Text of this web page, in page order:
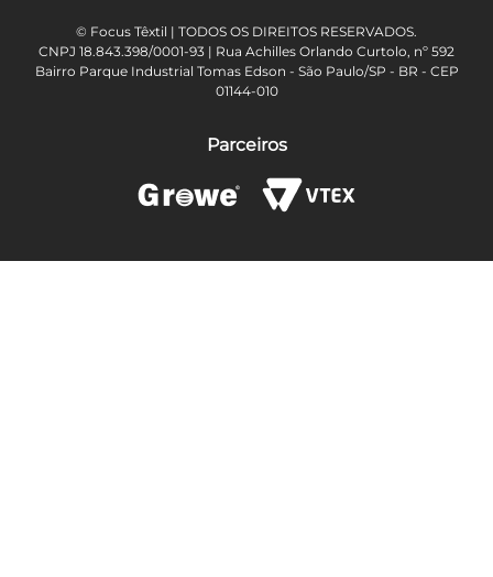
© Focus Têxtil | TODOS OS DIREITOS RESERVADOS.
CNPJ 18.843.398/0001-93 | Rua Achilles Orlando Curtolo, nº 592
Bairro Parque Industrial Tomas Edson - São Paulo/SP - BR - CEP
01144-010
Parceiros